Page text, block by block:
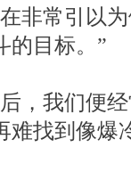
非常引以
的目标。”
，我们便
难找到像爆